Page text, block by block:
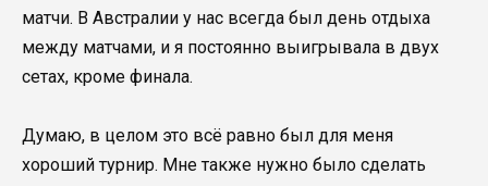
матчи. В Австралии у нас всегда был день отдыха
между матчами, и я постоянно выигрывала в двух
сетах, кроме финала.
Думаю, в целом это всё равно был для меня
хороший турнир. Мне также нужно было сделать